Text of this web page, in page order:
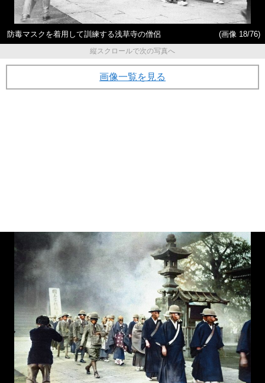
防毒マスクを着用して訓練する浅草寺の僧侶
(画像 18/76)
縦スクロールで次の写真へ
画像一覧を見る